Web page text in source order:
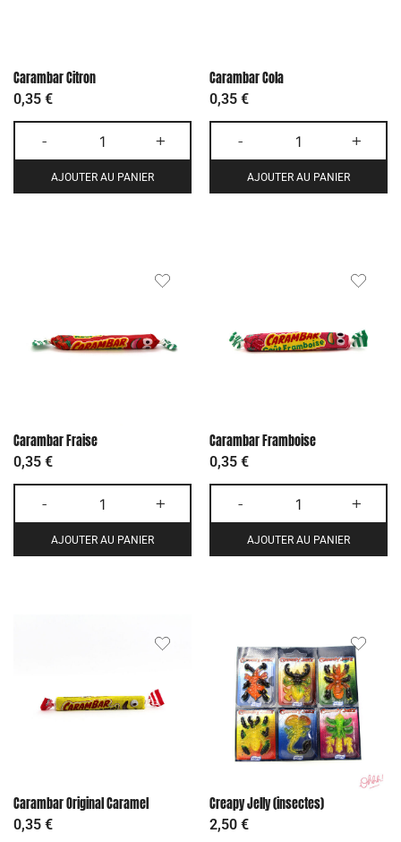
Carambar Citron
0,35 €
- +
AJOUTER AU PANIER
Carambar Cola
0,35 €
- +
AJOUTER AU PANIER
Carambar Fraise
0,35 €
- +
AJOUTER AU PANIER
Carambar Framboise
0,35 €
- +
AJOUTER AU PANIER
Carambar Original Caramel
0,35 €
Creapy Jelly (insectes)
2,50 €